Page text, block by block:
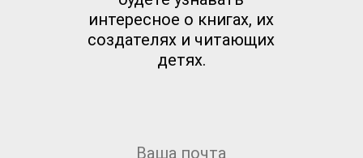
интересное о книгах, их
создателях и читающих
детях.